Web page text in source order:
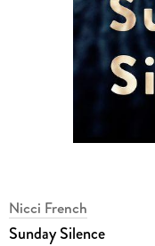
Nicci French
Sunday Silence